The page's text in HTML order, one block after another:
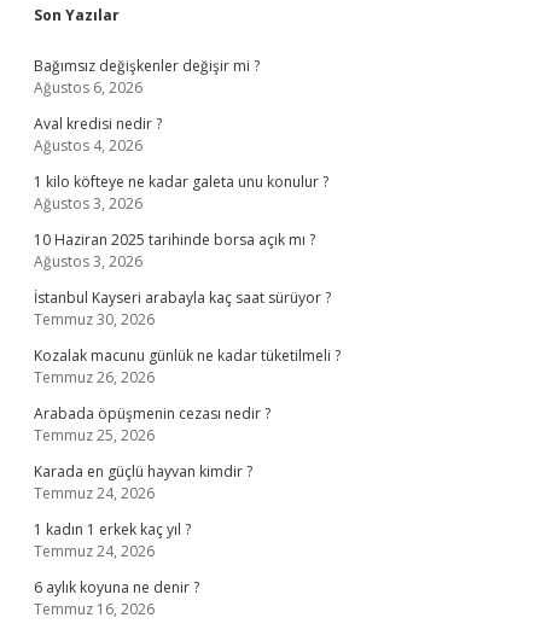
Sidebar
Son Yazılar
Bağımsız değişkenler değişir mi ?
Ağustos 6, 2026
Aval kredisi nedir ?
Ağustos 4, 2026
1 kilo köfteye ne kadar galeta unu konulur ?
Ağustos 3, 2026
10 Haziran 2025 tarihinde borsa açık mı ?
Ağustos 3, 2026
İstanbul Kayseri arabayla kaç saat sürüyor ?
Temmuz 30, 2026
Kozalak macunu günlük ne kadar tüketilmeli ?
Temmuz 26, 2026
Arabada öpüşmenin cezası nedir ?
Temmuz 25, 2026
Karada en güçlü hayvan kimdir ?
Temmuz 24, 2026
1 kadın 1 erkek kaç yıl ?
Temmuz 24, 2026
6 aylık koyuna ne denir ?
Temmuz 16, 2026